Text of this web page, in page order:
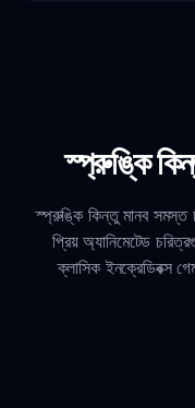
স্প্রুঙ্কি
স্প্রুঙ্কি কিন্তু মানব
প্রিয় অ্যানিমেটেড
ক্লাসিক ইনক্রেডিবক্স